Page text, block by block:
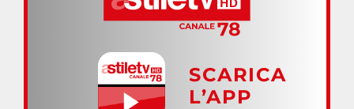
SCARICA
L’APP